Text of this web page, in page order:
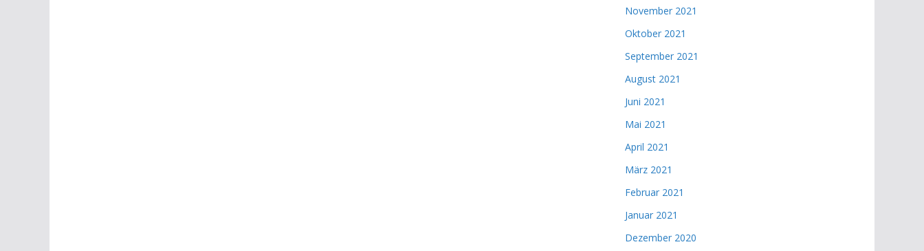
November 2021
Oktober 2021
September 2021
August 2021
Juni 2021
Mai 2021
April 2021
März 2021
Februar 2021
Januar 2021
Dezember 2020